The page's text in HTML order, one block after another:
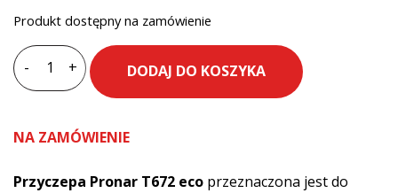
Produkt dostępny na zamówienie
-
ilość
T672
+ DODAJ DO KOSZYKA
NA ZAMÓWIENIE
Przyczepa Pronar T672 eco przeznaczona jest do